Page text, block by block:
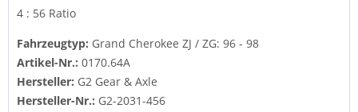
4 : 56 Ratio
Fahrzeugtyp: Grand Cherokee ZJ / ZG: 96 - 98
Artikel-Nr.:0170.64A
Hersteller: G2 Gear & Axle
Hersteller-Nr.: G2-2031-456